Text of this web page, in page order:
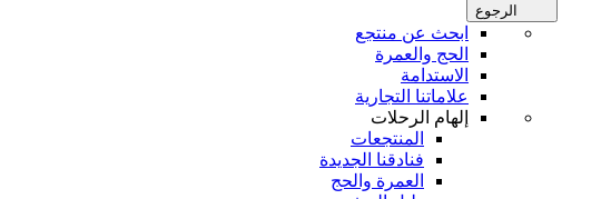
الرجوع
ابحث عن منتجع
الحج والعمرة
الاستدامة
علاماتنا التجارية
إلهام الرحلات
المنتجعات
فنادقنا الجديدة
العمرة والحج